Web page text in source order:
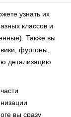
узнать их
классов и
Также вы
фургоны,
детализацию
вы сразу